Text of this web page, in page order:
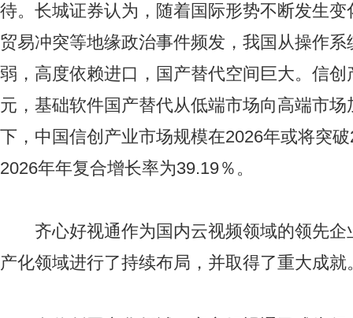
待。长城证券认为，随着国际形势不断发生
贸易冲突等地缘政治事件频发，我国从操作
弱，高度依赖进口，国产替代空间巨大。信
元，基础软件国产替代从低端市场向高端市
下，中国信创产业市场规模在2026年或将突
2026年年复合增长率为39.19％。
齐心好视通作为国内云视频领域的领先企
产化领域进行了持续布局，并取得了重大成就